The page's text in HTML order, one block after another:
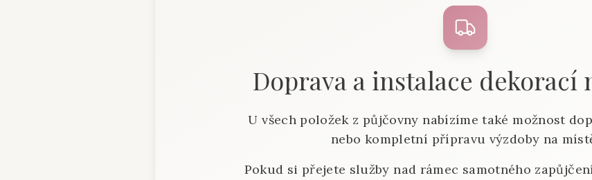
Doprava a instalace dekorací
U všech položek z půjčovny nabízíme také možnost
nebo kompletní přípravu výzdoby na
Pokud si přejete služby nad rámec samotného